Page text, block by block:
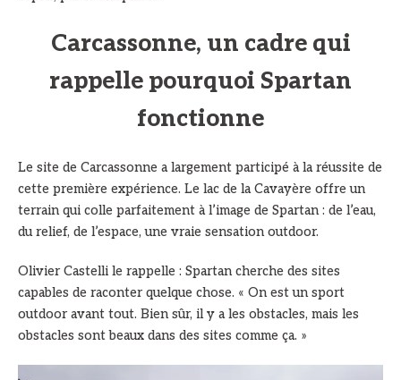
Carcassonne, un cadre qui
rappelle pourquoi Spartan
fonctionne
Le site de Carcassonne a largement participé à la réussite de
cette première expérience. Le lac de la Cavayère offre un
terrain qui colle parfaitement à l’image de Spartan : de l’eau,
du relief, de l’espace, une vraie sensation outdoor.
Olivier Castelli le rappelle : Spartan cherche des sites
capables de raconter quelque chose. « On est un sport
outdoor avant tout. Bien sûr, il y a les obstacles, mais les
obstacles sont beaux dans des sites comme ça. »